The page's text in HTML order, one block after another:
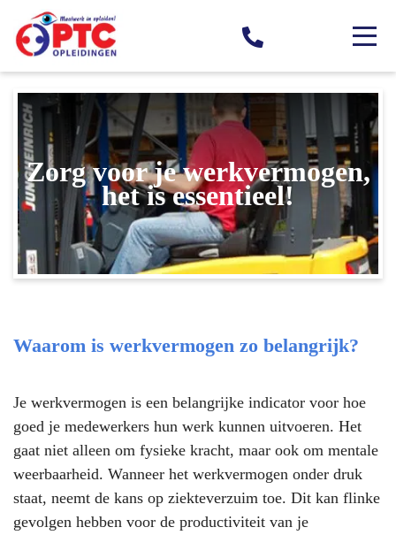
Zorg voor je werkvermogen,
het is essentieel!
Waarom is werkvermogen zo belangrijk?
Je werkvermogen is een belangrijke indicator voor hoe
goed je medewerkers hun werk kunnen uitvoeren. Het
gaat niet alleen om fysieke kracht, maar ook om mentale
weerbaarheid. Wanneer het werkvermogen onder druk
staat, neemt de kans op ziekteverzuim toe. Dit kan flinke
gevolgen hebben voor de productiviteit van je